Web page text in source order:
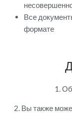
Все
формате
1.
2. Вы также